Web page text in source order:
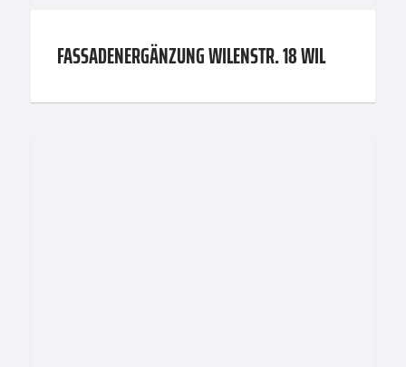
FASSADENERGÄNZUNG WILENSTR. 18 WIL